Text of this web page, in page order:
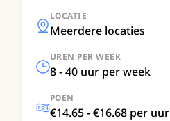
LOCATIE
Meerdere locaties
UREN PER WEEK
8 - 40 uur per week
POEN
€14.65 - €16.68 per uur